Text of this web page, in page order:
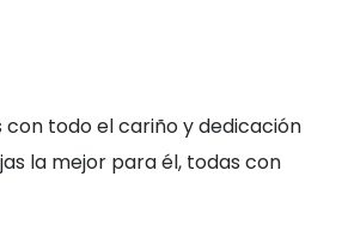
todo el cariño y dedicación
la mejor para él, todas con